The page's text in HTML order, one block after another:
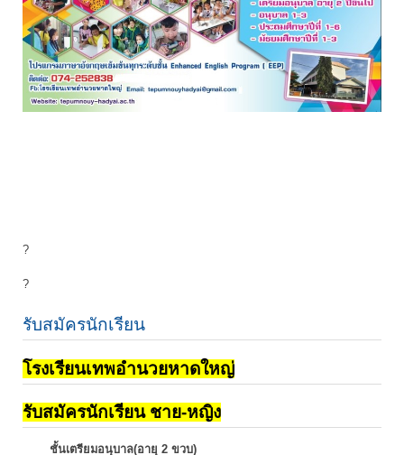
?
?
รับสมัครนักเรียน
โรงเรียนเทพอำนวยหาดใหญ่
รับสมัครนักเรียน ชาย-หญิง
ชั้นเตรียมอนุบาล(อายุ 2 ขวบ)